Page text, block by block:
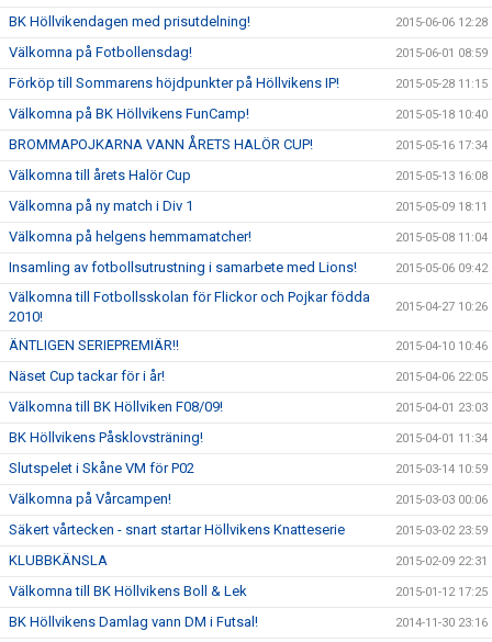
BK Höllvikendagen med prisutdelning! 2015-06-06 12:28
Välkomna på Fotbollensdag! 2015-06-01 08:59
Förköp till Sommarens höjdpunkter på Höllvikens IP! 2015-05-28 11:15
Välkomna på BK Höllvikens FunCamp! 2015-05-18 10:40
BROMMAPOJKARNA VANN ÅRETS HALÖR CUP! 2015-05-16 17:34
Välkomna till årets Halör Cup 2015-05-13 16:08
Välkomna på ny match i Div 1 2015-05-09 18:11
Välkomna på helgens hemmamatcher! 2015-05-08 11:04
Insamling av fotbollsutrustning i samarbete med Lions! 2015-05-06 09:42
Välkomna till Fotbollsskolan för Flickor och Pojkar födda
2010!
2015-04-27 10:26
ÄNTLIGEN SERIEPREMIÄR!! 2015-04-10 10:46
Näset Cup tackar för i år! 2015-04-06 22:05
Välkomna till BK Höllviken F08/09! 2015-04-01 23:03
BK Höllvikens Påsklovsträning! 2015-04-01 11:34
Slutspelet i Skåne VM för P02 2015-03-14 10:59
Välkomna på Vårcampen! 2015-03-03 00:06
Säkert vårtecken - snart startar Höllvikens Knatteserie 2015-03-02 23:59
KLUBBKÄNSLA 2015-02-09 22:31
Välkomna till BK Höllvikens Boll & Lek 2015-01-12 17:25
BK Höllvikens Damlag vann DM i Futsal! 2014-11-30 23:16